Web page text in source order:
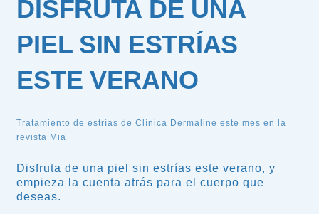
DISFRUTA DE UNA
PIEL SIN ESTRÍAS
ESTE VERANO
Tratamiento de estrías de Clínica Dermaline este mes en la
revista Mia
Disfruta de una piel sin estrías este verano, y
empieza la cuenta atrás para el cuerpo que
deseas.